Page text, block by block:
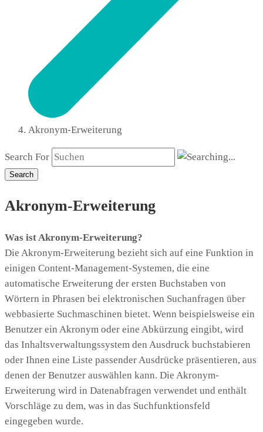
Akronym-Erweiterung
Search For
Search
Akronym-Erweiterung
Was ist Akronym-Erweiterung?
Die Akronym-Erweiterung bezieht sich auf eine Funktion in
einigen Content-Management-Systemen, die eine
automatische Erweiterung der ersten Buchstaben von
Wörtern in Phrasen bei elektronischen Suchanfragen über
webbasierte Suchmaschinen bietet. Wenn beispielsweise ein
Benutzer ein Akronym oder eine Abkürzung eingibt, wird
das Inhaltsverwaltungssystem den Ausdruck buchstabieren
oder Ihnen eine Liste passender Ausdrücke präsentieren, aus
denen der Benutzer auswählen kann. Die Akronym-
Erweiterung wird in Datenabfragen verwendet und enthält
Vorschläge zu dem, was in das Suchfunktionsfeld
eingegeben wurde.